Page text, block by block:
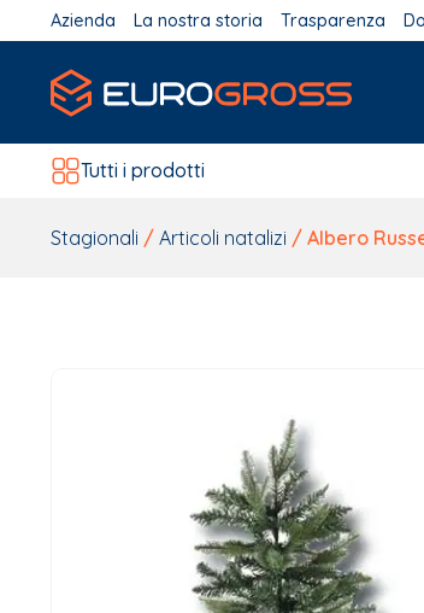
Azienda La nostra storia Trasparenza
Tutti i prodotti
Stagionali / Articoli natalizi / Albero